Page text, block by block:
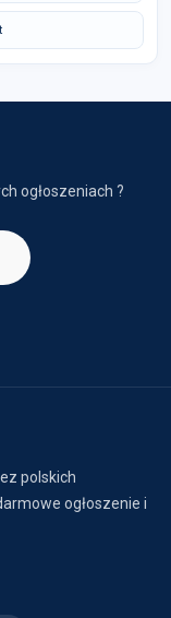
ogłoszeniach ?
polskich
ogłoszenie i